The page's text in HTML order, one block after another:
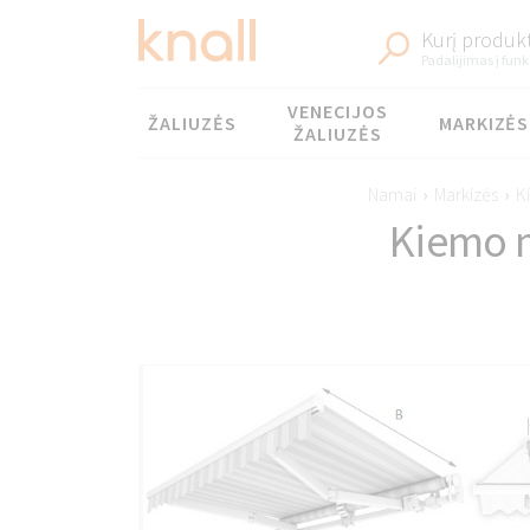
Kurį
Padalijimas į
Meniu
ŽALIUZĖS
VENECIJOS
ŽALIUZĖS
MARKIZĖS
Namai › Markizės ›
Kiemo